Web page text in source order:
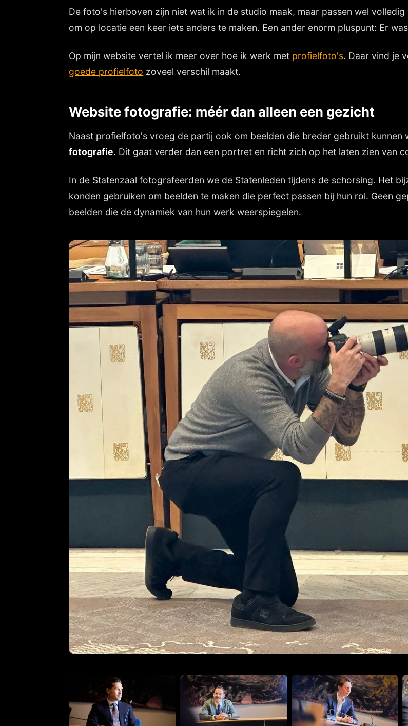
De foto's hierboven zijn niet wat ik in de studio maak, maar passen wel
om op locatie een keer iets anders te maken. Een ander enorm pluspunt: Er
Op mijn website vertel ik meer over hoe ik werk met profielfoto's. Daar vind je
goede profielfoto zoveel verschil maakt.
Website fotografie: méér dan alleen een gezicht
Naast profielfoto's vroeg de partij ook om beelden die breder gebruikt
fotografie. Dit gaat verder dan een portret en richt zich op het laten zien van
In de Statenzaal fotografeerden we de Statenleden tijdens de schorsing. Het
konden gebruiken om beelden te maken die perfect passen bij hun rol. Geen
beelden die de dynamiek van hun werk weerspiegelen.